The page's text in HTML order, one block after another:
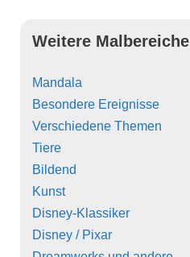
Weitere Malbereiche
Mandala
Besondere Ereignisse
Verschiedene Themen
Tiere
Bildend
Kunst
Disney-Klassiker
Disney / Pixar